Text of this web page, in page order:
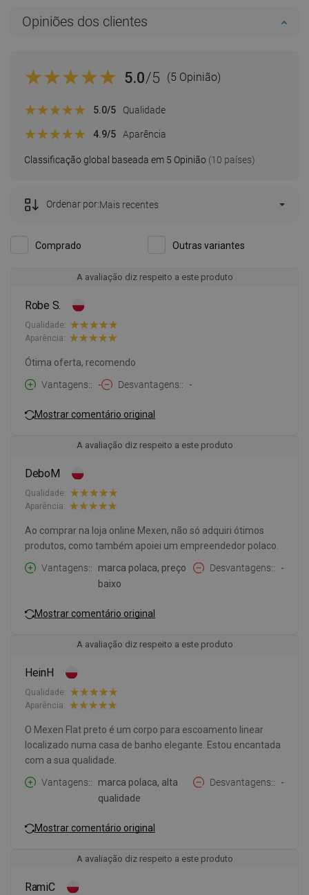
Opiniões dos clientes
5.0/5 (5 Opinião)
Classificação global baseada em 5 Opinião (10 países)
5.0/5 Qualidade
4.9/5 Aparência
Comprado Outras variantes
Ordenar por:Mais recentes
A avaliação diz respeito a este produto
Robe S.
Qualidade:
Aparência:
Ótima oferta, recomendo
Vantagens:
- Desvantagens: -
Mostrar comentário original
A avaliação diz respeito a este produto
DeboM
Qualidade:
Aparência:
Ao comprar na loja online Mexen, não só adquiri ótimos
produtos, como também apoiei um empreendedor polaco.
Vantagens:
marca polaca, preço
baixo
Desvantagens: -
Mostrar comentário original
A avaliação diz respeito a este produto
HeinH
Qualidade:
Aparência:
O Mexen Flat preto é um corpo para escoamento linear
localizado numa casa de banho elegante. Estou encantada
com a sua qualidade.
Vantagens:
marca polaca, alta
qualidade
Desvantagens: -
Mostrar comentário original
A avaliação diz respeito a este produto
RamiC